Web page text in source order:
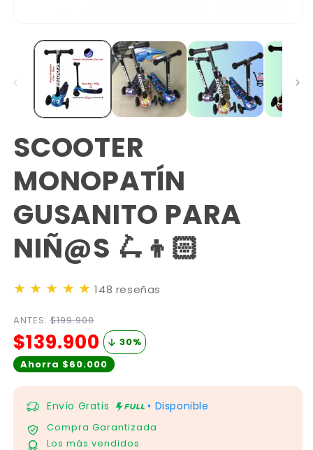
SCOOTER
MONOPATÍN
GUSANITO PARA
NIÑ@S 🛴👦🏻
★ ★ ★ ★ ★ 148 reseñas
ANTES: $199.900
$139.900 30%
Ahorra $60.000
Envío Gratis • Disponible
Compra Garantizada
Los más vendidos